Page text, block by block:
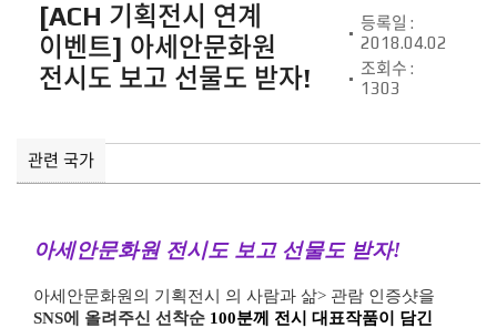
[ACH 기획전시 연계
이벤트] 아세안문화원
전시도 보고 선물도 받자!
등록일 :
2018.04.02
조회수 :
1303
관련 국가
아세안문화원 전시도 보고 선물도 받자!
아세안문화원의 기획전시 의 사람과 삶> 관람 인증샷을
SNS에 올려주신 선착순 100분께 전시 대표작품이 담긴